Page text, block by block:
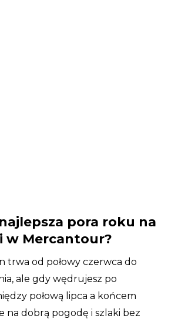
pora roku na
w Mercantour?
trwa od połowy czerwca do
ale gdy wędrujesz po
połową lipca a końcem
na dobrą pogodę i szlaki bez